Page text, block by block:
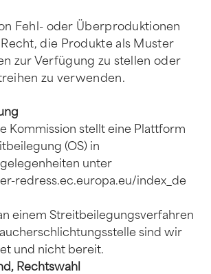
Fehl- oder Überproduktionen
die Produkte als Muster
zur Verfügung zu stellen oder
zu verwenden.
Kommission stellt eine Plattform
(OS) in
unter
redress.ec.europa.eu/index_de
einem Streitbeilegungsverfahren
sind wir
und nicht bereit.
Rechtswahl